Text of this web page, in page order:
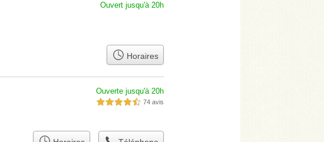
Ouvert jusqu'à 20h
Horaires
Ouverte jusqu'à 20h
4,5 étoiles sur 5 74 avis